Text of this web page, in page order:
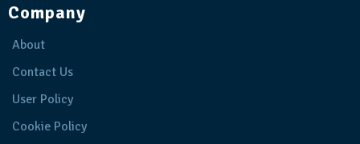
Company
About
Contact Us
User Policy
Cookie Policy